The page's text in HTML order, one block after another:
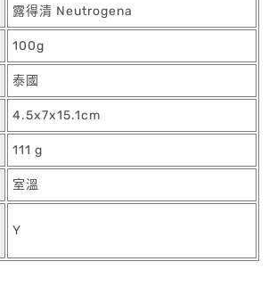
露得清 Neutrogena
100g
泰國
4.5x7x15.1cm
111 g
室溫
Y